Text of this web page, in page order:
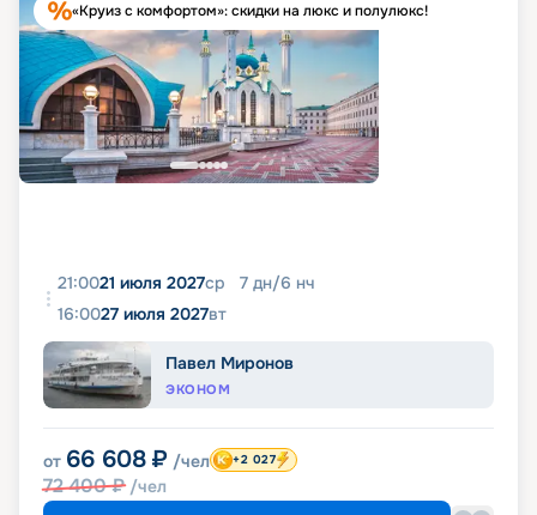
«Круиз с комфортом»: скидки на люкс и полулюкс!
21:0021 июля 2027ср 7 дн/6 нч
16:0027 июля 2027вт
Павел Миронов
ЭКОНОМ
от 66 608 ₽ /чел
72 400₽ /чел
+2 027